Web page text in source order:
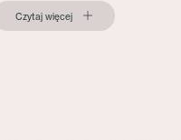
Czytaj więcej